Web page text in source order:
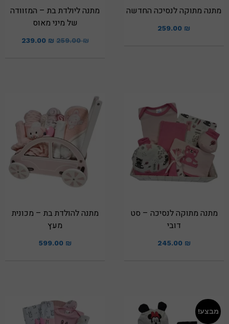
מתנה מתוקה לנסיכה החדשה
259.00 ₪
מתנה ליולדת בת – המזוודה
של מיני מאוס
259.00₪
239.00 ₪
מתנה מתוקה לנסיכה – סט
דובי
245.00 ₪
מתנה להולדת בת – מכונית
מעץ
599.00 ₪
מבצע!